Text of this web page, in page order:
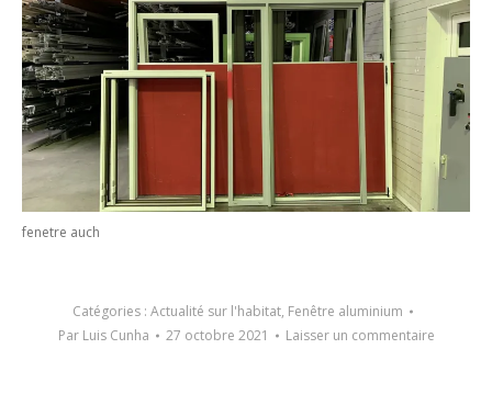
fenetre auch
Catégories : Actualité sur l'habitat, Fenêtre aluminium
Par Luis Cunha 27 octobre 2021 Laisser un commentaire